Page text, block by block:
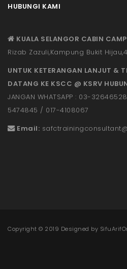
HUBUNGI KAMI
KUALA SELANGOR CABIN
Rizab Zazuli,Kampung Bukit
UNTUK KETERANGAN LANJUT &
DATANG KE KSCC @ KSRV
JANGAN WHATSAPP : 03-
5474845 / 017-4108067
Email:
Copyright © 2019 Designed by